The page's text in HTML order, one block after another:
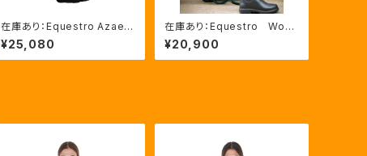
在庫あり：Equestro Azael
ユニセックスヘルメットNAVY/
NAVYSHINY XLサイズ（ET
U02011）
¥25,080
在庫あり：Equestro Wom
en’ｓ メッシュインサート
フルグリップレギンス（ETW0
0170）
¥20,900